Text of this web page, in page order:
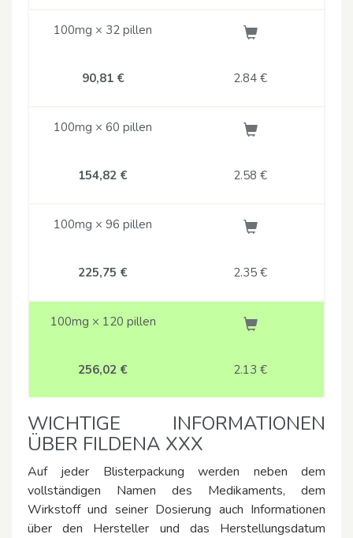
100mg × 32 pillen
90,81 € 2.84 €
100mg × 60 pillen
154,82 € 2.58 €
100mg × 96 pillen
225,75 € 2.35 €
100mg × 120 pillen
256,02 € 2.13 €
WICHTIGE INFORMATIONEN
ÜBER FILDENA XXX
Auf jeder Blisterpackung werden neben dem
vollständigen Namen des Medikaments, dem
Wirkstoff und seiner Dosierung auch Informationen
über den Hersteller und das Herstellungsdatum